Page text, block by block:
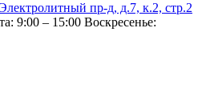
пр-д, д.7, к.2, стр.2
9:00 – 15:00 Воскресенье: